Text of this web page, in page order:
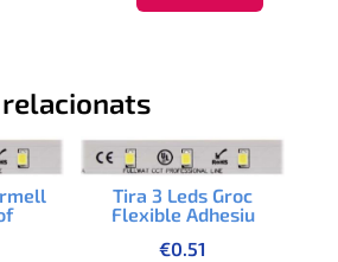
Tira 3 Leds Groc
Flexible Adhesiu
€0.51